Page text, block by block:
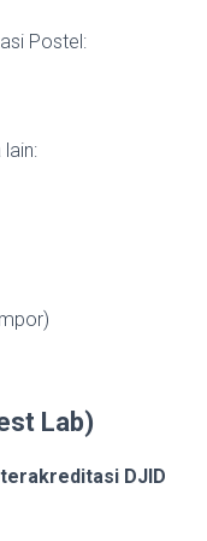
Postel:
Lab)
DJID